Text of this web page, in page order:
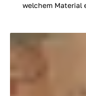
welchem Material